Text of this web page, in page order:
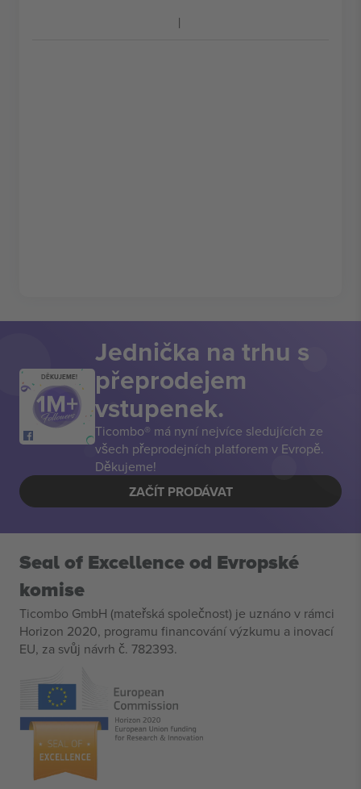
DĚKUJEME!
Jednička na trhu s
přeprodejem
vstupenek.
Ticombo® má nyní nejvíce sledujících ze
všech přeprodejních platforem v Evropě.
Děkujeme!
ZAČÍT PRODÁVAT
Seal of Excellence od Evropské
komise
Ticombo GmbH (mateřská společnost) je uznáno v rámci
Horizon 2020, programu financování výzkumu a inovací
EU, za svůj návrh č. 782393.